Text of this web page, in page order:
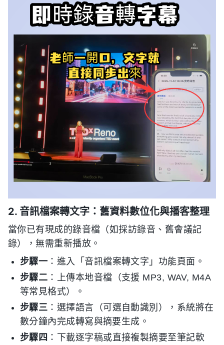
2. 音訊檔案轉文字：舊資料數位化與播客整理
當你已有現成的錄音檔（如採訪錄音、舊會議記
錄），無需重新播放。
步驟一 ：進入「音訊檔案轉文字」功能頁面。
步驟二 ：上傳本地音檔（支援 MP3, WAV, M4A
等常見格式）。
步驟三 ：選擇語言（可選自動識別），系統將在
數分鐘內完成轉寫與摘要生成。
步驟四 ：下載逐字稿或直接複製摘要至筆記軟